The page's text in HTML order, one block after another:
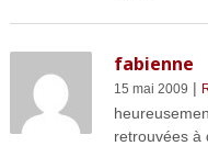
fabienne
15 mai 2009 |
retrouvées à